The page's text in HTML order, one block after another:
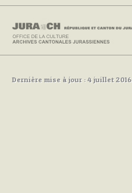
Dernière mise à jour : 4 juillet 2016